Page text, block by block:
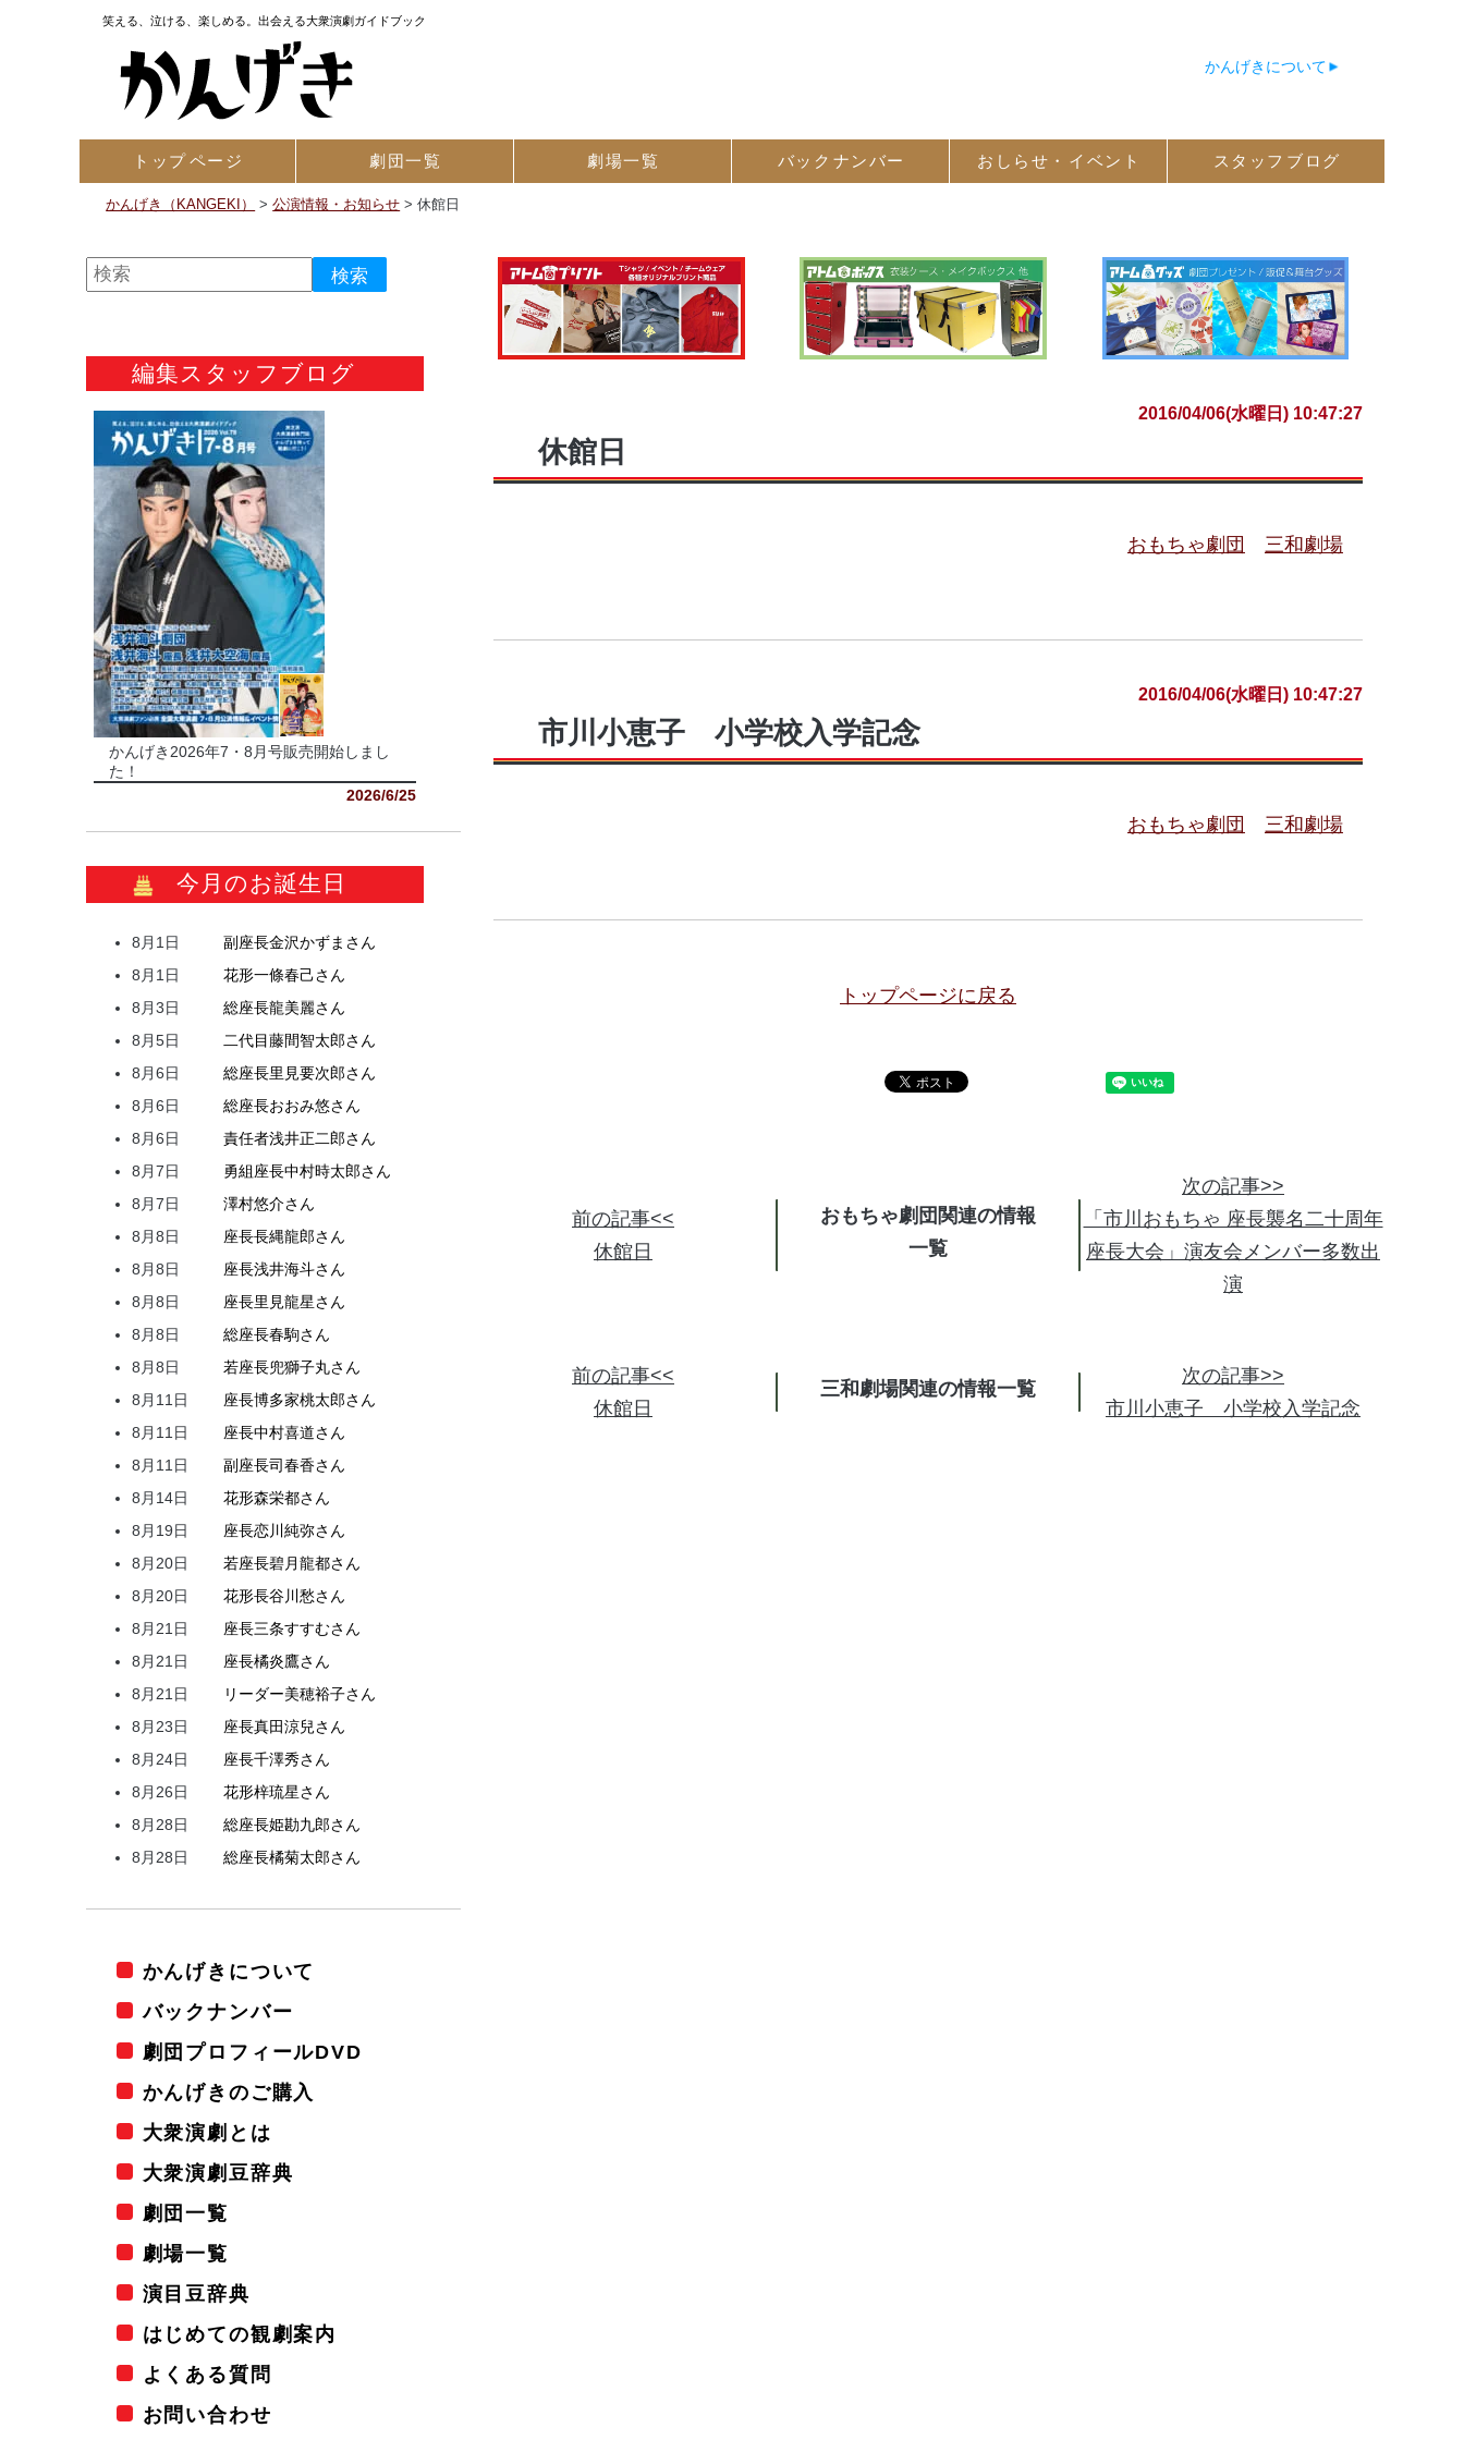
笑える、泣ける、楽しめる。出会える大衆演劇ガイドブック
かんげきについて
トップページ 劇団一覧 劇場一覧 バック ナンバー おしらせ・ イベント スタッフ ブログ
かんげき（KANGEKI） >公演情報・お知らせ >休館日
2016/04/06(水曜日) 10:47:27
休館日
おもちゃ劇団 三和劇場
2016/04/06(水曜日) 10:47:27
市川小恵子 小学校入学記念
おもちゃ劇団 三和劇場
トップページに戻る
前の記事<<
休館日
おもちゃ劇団関連の情報
次の記事>>
「市川おもちゃ 座長襲名二十周年
座長大会」演友会メンバー多数出
演
前の記事<<
休館日
三和劇場関連の情報
次の記事>>
市川小恵子 小学校入学記念
編集スタッフブログ
かんげき2026年7・8月号販売開始しまし
た！
2026/6/25
今月のお誕生日
8月1日 副座長金沢かずま さん
8月1日
花形一條春己さん
8月3日
総座長龍美麗さん
8月5日
二代目藤間智太郎さん
8月6日
総座長里見要次郎さん
8月6日
総座長おおみ悠さん
8月6日
責任者浅井正二郎さん
8月7日
勇組座長中村時太郎さん
8月7日
澤村悠介さん
8月8日
座長長縄龍郎さん
8月8日
座長浅井海斗さん
8月8日
座長里見龍星さん
8月8日
総座長春駒さん
8月8日
若座長兜獅子丸さん
8月11日
座長博多家桃太郎さん
8月11日
座長中村喜道さん
8月11日
副座長司春香さん
8月14日
花形森栄都さん
8月19日
座長恋川 純弥さん
8月20日
若座長碧月龍都さん
8月20日
花形長谷川 愁さん
8月21日
座長三条すすむさん
8月21日
座長橘炎鷹さん
8月21日
リーダー美穂裕子さん
8月23日
座長真田涼兒さん
8月24日
座長千澤秀さん
8月26日
花形梓琉星さん
8月28日
総座長姫勘九郎さん
8月28日
総座長橘菊太郎さん
かんげきについて
バックナンバー
劇団プロフィールDVD
かんげきのご購入
大衆演劇とは
大衆演劇豆辞典
劇団一覧
劇場一覧
演目豆辞典
はじめての観劇案内
よくある質問
お問い合わせ